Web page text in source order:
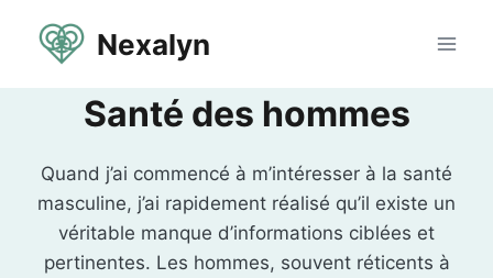
Nexalyn
Santé des hommes
Quand j’ai commencé à m’intéresser à la santé
masculine, j’ai rapidement réalisé qu’il existe un
véritable manque d’informations ciblées et
pertinentes. Les hommes, souvent réticents à